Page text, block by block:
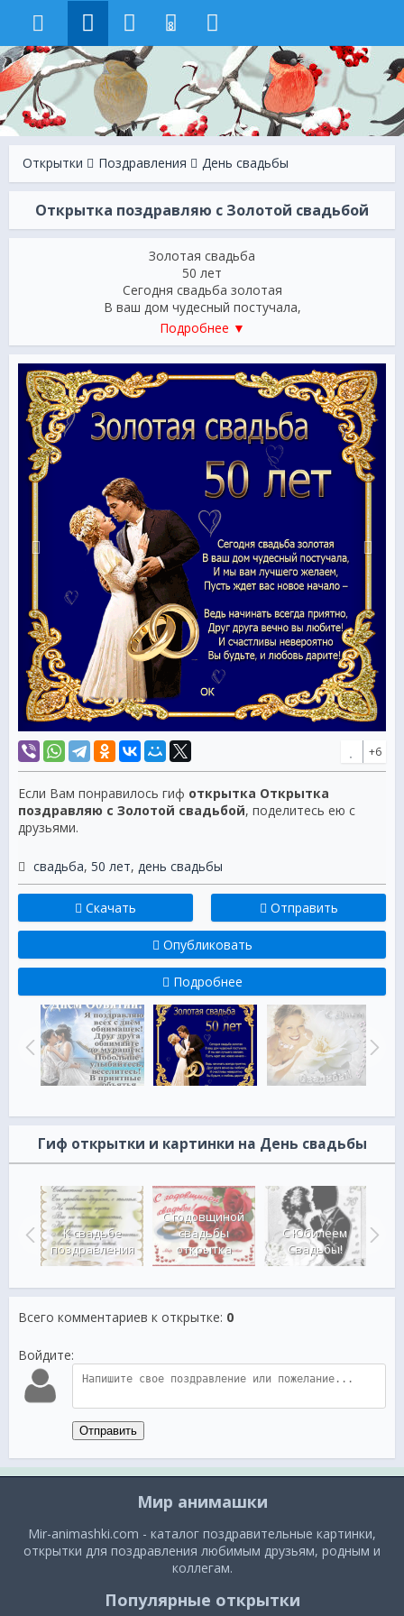
8
Открытки Поздравления День свадьбы
Открытка поздравляю с Золотой свадьбой
Золотая свадьба
50 лет
Сегодня свадьба золотая
В ваш дом чудесный постучала,
И мы вам лучшего желаем,
Пусть ждет вас новое начало -
Друг друга вечно вы любите!
И счастливы невероятно
Вы будьте, и любовь дарите!
Подробнее ▼
+6
Если Вам понравилось гиф открытка Открытка
поздравляю с Золотой свадьбой, поделитесь ею с
друзьями.
свадьба, 50 лет, день свадьбы
Скачать Отправить
Опубликовать
Подробнее
Гиф открытки и картинки на День свадьбы
К свадьбе
поздравления
С годовщиной
свадьбы
открытка
С Юбилеем
Свадьбы!
Всего комментариев к открытке: 0
Войдите:
Отправить
Мир анимашки
Mir-animashki.com - каталог поздравительные картинки,
открытки для поздравления любимым друзьям, родным и
коллегам.
Популярные открытки